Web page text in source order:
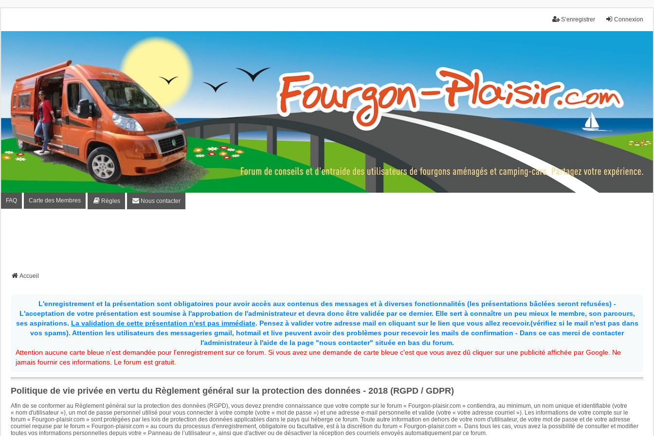
Connexion
S’enregistrer
Fourgon-plaisir.com
Forum de conseils et d'entraide des utilisateurs de fourgons, fourgons aménagés, vans et de camping-car. Partagez votre expérience.
FAQ Carte des Membres Règles Nous contacter
Accueil
L'enregistrement et la présentation sont obligatoires pour avoir accès aux contenus des messages et à diverses fonctionnalités (les présentations bâclées seront refusées) -
L'acceptation de votre présentation est soumise à l'approbation de l'administrateur et devra donc être validée par ce dernier. Elle sert à connaître un peu mieux le membre, son parcours,
ses aspirations. La validation de cette présentation n'est pas immédiate. Pensez à valider votre adresse mail en cliquant sur le lien que vous allez recevoir.(vérifiez si le mail n'est pas dans
vos spams). Attention les utilisateurs des messageries gmail, hotmail et live peuvent avoir des problèmes pour recevoir les mails de confirmation - Dans ce cas merci de contacter
l'administrateur à l'aide de la page "nous contacter" située en bas du forum.
Attention aucune carte bleue n'est demandée pour l'enregistrement sur ce forum. Si vous avez une demande de carte bleue c'est que vous avez dû cliquer sur une publicité affichée par Google. Ne
jamais fournir ces informations. Le forum est gratuit.
Politique de vie privée en vertu du Règlement général sur la protection des données - 2018 (RGPD / GDPR)
Afin de se conformer au Règlement général sur la protection des données (RGPD), vous devez prendre connaissance que votre compte sur le forum « Fourgon-plaisir.com » contiendra, au minimum, un nom unique et identifiable (votre
« nom d'utilisateur »), un mot de passe personnel utilisé pour vous connecter à votre compte (votre « mot de passe ») et une adresse e-mail personnelle et valide (votre « votre adresse courriel »). Les informations de votre compte sur le
forum « Fourgon-plaisir.com » sont protégées par les lois de protection des données applicables dans le pays qui héberge ce forum. Toute autre information en dehors de votre nom d'utilisateur, de votre mot de passe et de votre adresse
courriel requise par le forum « Fourgon-plaisir.com » au cours du processus d'enregistrement, obligatoire ou facultative, est à la discrétion du forum « Fourgon-plaisir.com ». Dans tous les cas, vous avez la possibilité de consulter et modifier
toutes vos informations personnelles depuis votre « Panneau de l’utilisateur », ainsi que d'activer ou de désactiver la réception des courriels envoyés automatiquement par ce forum.